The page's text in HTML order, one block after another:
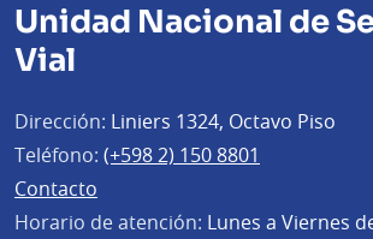
Unidad Nacional de
Vial
Dirección: Liniers 1324, Octavo Piso
Teléfono: (+598 2) 150 8801
Contacto
Horario de atención: Lunes a Viernes